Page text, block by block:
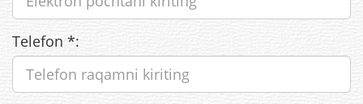
Telefon *: